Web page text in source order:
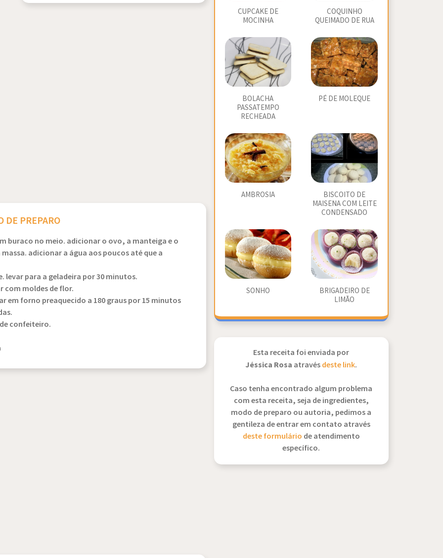
DE PREPARO
buraco no meio. adicionar o ovo, a manteiga e o
adicionar a água aos poucos até que a
levar para a geladeira por 30 minutos.
com moldes de flor.
em forno preaquecido a 180 graus por 15 minutos
confeiteiro.
CUPCAKE DE
MOCINHA
COQUINHO
QUEIMADO DE RUA
BOLACHA
PASSATEMPO
RECHEADA
PÉ DE MOLEQUE
AMBROSIA
BISCOITO DE
MAISENA COM LEITE
CONDENSADO
SONHO
BRIGADEIRO DE
LIMÃO
Esta receita foi enviada por
Jéssica Rosa atravésdeste link.
Caso tenha encontrado algum problema
com esta receita, seja de ingredientes,
modo de preparo ou autoria, pedimos a
gentileza de entrar em contato através
deste formulário de atendimento
específico.